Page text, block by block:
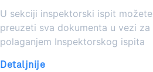
U sekciji inspektorski ispit možete
preuzeti sva dokumenta u vezi za
polaganjem Inspektorskog ispita
Detaljnije